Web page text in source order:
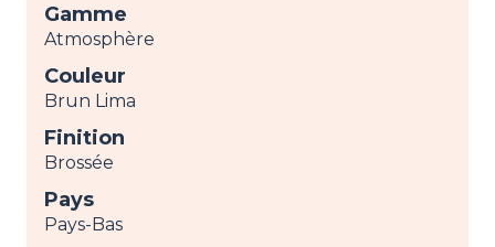
Gamme
Atmosphère
Couleur
Brun Lima
Finition
Brossée
Pays
Pays-Bas